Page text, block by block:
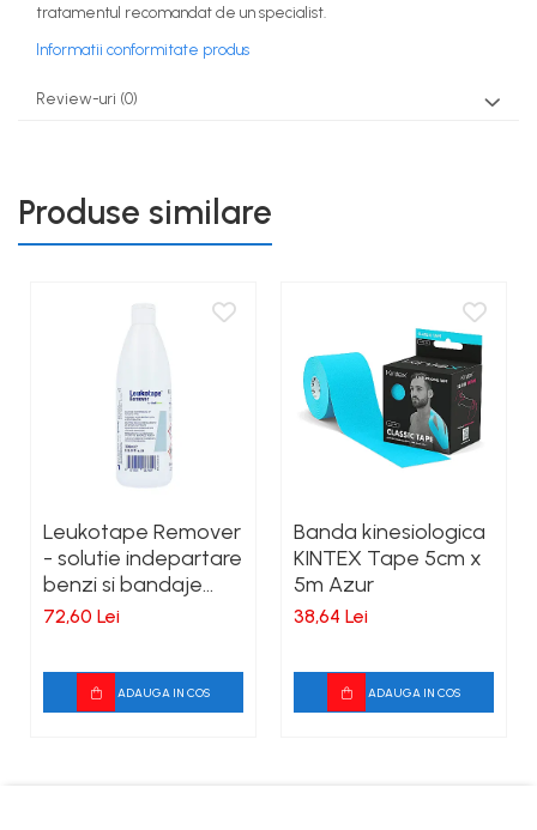
tratamentul recomandat de un specialist.
Informatii conformitate produs
Review-uri (0)
Produse similare
Leukotape Remover
- solutie indepartare
benzi si bandaje
adezive
72,60 Lei
ADAUGA IN COS
Banda kinesiologica
KINTEX Tape 5cm x
5m Azur
38,64 Lei
ADAUGA IN COS